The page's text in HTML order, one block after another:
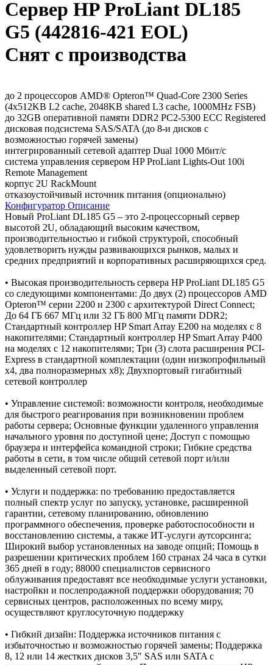
Сервер HP ProLiant DL185
G5 (442816-421 EOL)
Снят с производства
до 2 процессоров AMD® Opteron™ Quad-Core 2300 Series
(4x512KB L2 cache, 2048KB shared L3 cache, 1000MHz FSB)
до 32GB оперативной памяти DDR2 PC2-5300 ECC Registered
дисковая подсистема SAS/SATA (до 8-и дисков с
возможностью горячей замены)
интегрированный сетевой адаптер Dual 1000 Мбит/с
система управления сервером HP ProLiant Lights-Out 100i
Remote Management
корпус 2U RackMount
отказоустойчивый источник питания (опционально)
Конфигуратор Описание
Новый ProLiant DL185 G5 – это 2-процессорный сервер
высотой 2U, обладающий высоким качеством,
производительностью и гибкой структурой, способный
удовлетворить нужды развивающихся рынков, малых и
средних предприятий и корпоративных расширяющихся сред.
• Высокая производительность сервера HP ProLiant DL185 G5
со следующими компонентами: До двух (2) процессоров AMD
Opteron™ серии 2200 и 2300 с архитектурой Direct Connect;
До 64 ГБ 667 МГц или 32 ГБ 800 МГц памяти DDR2;
Стандартный контроллер HP Smart Array E200 на моделях с 8
накопителями; Стандартный контроллер HP Smart Array P400
на моделях с 12 накопителями; Три (3) слота расширения PCI-
Express в стандартной комплектации (один низкопрофильный
x4, два полноразмерных x8); Двухпортовый гигабитный
сетевой контроллер
• Управление системой: возможности контроля, необходимые
для быстрого реагирования при возникновении проблем
работы сервера; Основные функции удаленного управления
начального уровня по доступной цене; Доступ с помощью
браузера и интерфейса командной строки; Гибкие средства
работы в сети, в том числе общий сетевой порт и/или
выделенный сетевой порт.
• Услуги и поддержка: по требованию предоставляется
полный спектр услуг по запуску, установке, расширенной
гарантии, сетевому планированию, обновлению
программного обеспечения, проверке работоспособности и
восстановлению системы, а также ИТ-услуги аутсорсинга;
Широкий выбор установленных на заводе опций; Помощь в
разрешении критических проблем 160 странах 24 часа в сутки
365 дней в году; 88000 специалистов сервисного
облуживания предоставят все необходимые услуги установки,
настройки и послепродажной поддержки оборудования; 70
сервисных центров, расположенных по всему миру,
осуществляют круглосуточную поддержку
• Гибкий дизайн: Поддержка источников питания с
избыточностью и возможностью горячей замены; Поддержка
8, 12 или 14 жестких дисков 3,5" SAS или SATA с